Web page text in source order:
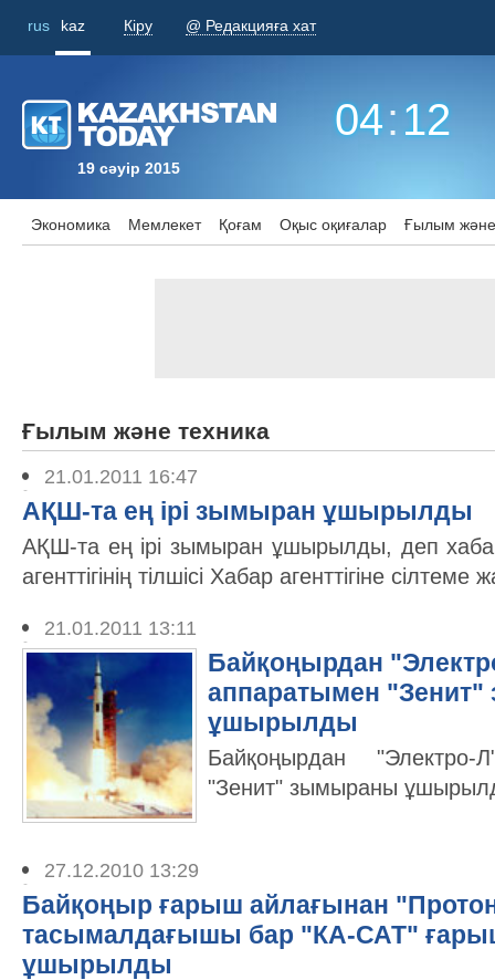
rus kaz Кіру @ Редакцияға хат
19 сәуір 2015
04: 12
Экономика Мемлекет Қоғам Оқыс оқиғалар Ғылым және
Ғылым және техника
21.01.2011 16:47
АҚШ-та ең ірі зымыран ұшырылды
АҚШ-та ең ірі зымыран ұшырылды, деп
агенттігінің тілшісі Хабар агенттігіне
21.01.2011 13:11
Байқоңырдан
аппаратымен
ұшырылды
Байқоңырдан
"Зенит" зымыраны
27.12.2010 13:29
Байқоңыр ғарыш айлағынан
тасымалдағышы бар "КА-САТ"
ұшырылды